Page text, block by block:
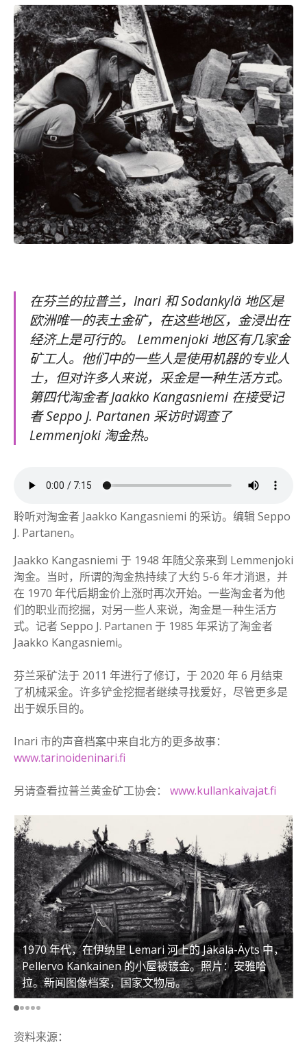
在芬兰的拉普兰，Inari 和 Sodankylä 地区是
欧洲唯一的表土金矿，在这些地区，金浸出在
经济上是可行的。 Lemmenjoki 地区有几家金
矿工人。他们中的一些人是使用机器的专业人
士，但对许多人来说，采金是一种生活方式。
第四代淘金者 Jaakko Kangasniemi 在接受记
者 Seppo J. Partanen 采访时调查了
Lemmenjoki 淘金热。
聆听对淘金者 Jaakko Kangasniemi 的采访。编辑 Seppo
J. Partanen。
Jaakko Kangasniemi 于 1948 年随父亲来到 Lemmenjoki
淘金。当时，所谓的淘金热持续了大约 5-6 年才消退，并
在 1970 年代后期金价上涨时再次开始。一些淘金者为他
们的职业而挖掘，对另一些人来说，淘金是一种生活方
式。记者 Seppo J. Partanen 于 1985 年采访了淘金者
Jaakko Kangasniemi。
芬兰采矿法于 2011 年进行了修订，于 2020 年 6 月结束
了机械采金。许多铲金挖掘者继续寻找爱好，尽管更多是
出于娱乐目的。
Inari 市的声音档案中来自北方的更多故事：
www.tarinoideninari.fi
另请查看拉普兰黄金矿工协会： www.kullankaivajat.fi
1970 年代，在伊纳里 Lemari 河上的 Jäkälä-Äyts 中，
Pellervo Kankainen 的小屋被镀金。照片：安雅哈
拉。新闻图像档案，国家文物局。
资料来源：